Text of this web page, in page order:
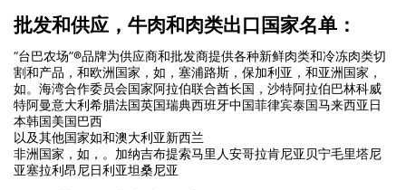
批发和供应，牛肉和肉类出口国家名单：
“台巴农场”®品牌为供应商和批发商提供各种新鲜肉类和冷冻肉类切
割和产品，和欧洲国家，如，塞浦路斯，保加利亚，和亚洲国家，
如。海湾合作委员会国家阿拉伯联合酋长国，沙特阿拉伯巴林科威
特阿曼意大利希腊法国英国瑞典西班牙中国菲律宾泰国马来西亚日
本韩国美国巴西
以及其他国家如和澳大利亚新西兰
非洲国家，如，。加纳吉布提索马里人安哥拉肯尼亚贝宁毛里塔尼
亚塞拉利昂尼日利亚坦桑尼亚